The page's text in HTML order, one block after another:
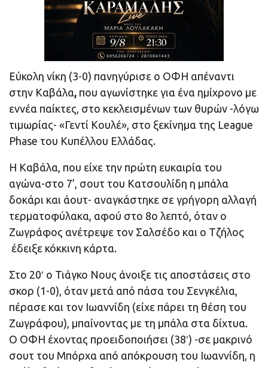
Εύκολη νίκη (3-0) πανηγύρισε ο ΟΦΗ απέναντι
στην Καβάλα, που αγωνίστηκε για ένα ημίχρονο με
εννέα παίκτες, στο κεκλεισμένων των θυρών -λόγω
τιμωρίας- «Γεντί Κουλέ», στο ξεκίνημα της League
Phase του Κυπέλλου Ελλάδας.
Η Καβάλα, που είχε την πρώτη ευκαιρία του
αγώνα-στο 7’, σουτ του Κατσουλίδη η μπάλα
δοκάρι και άουτ- αναγκάστηκε σε γρήγορη αλλαγή
τερματοφύλακα, αφού στο 8ο λεπτό, όταν ο
Ζωγράφος ανέτρεψε τον Σαλσέδο και ο Τζήλος
έδειξε κόκκινη κάρτα.
Στο 20′ ο Τιάγκο Νους άνοιξε τις αποστάσεις στο
σκορ (1-0), όταν μετά από πάσα του Σενγκέλια,
πέρασε και τον Ιωαννίδη (είχε πάρει τη θέση του
Ζωγράφου), μπαίνοντας με τη μπάλα στα δίχτυα.
Ο ΟΦΗ έχοντας προειδοποιήσει (38′) -σε μακρινό
σουτ του Μπόρχα από απόκρουση του Ιωαννίδη, η